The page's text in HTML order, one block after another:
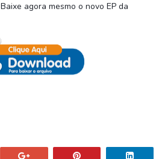
Baixe agora mesmo o novo EP da